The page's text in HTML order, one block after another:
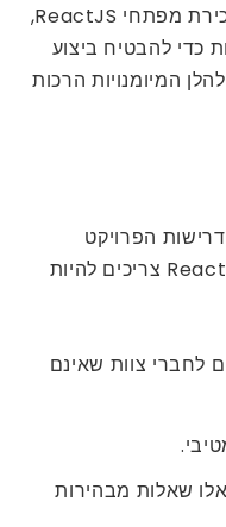
מומחיות טכנית היא חיונית בעת שכירת מפתחי ReactJS,
כדי להבטיח ביצוע
המיומנויות הרכות
הפרויקט
ושמירה על בעלי העניין. מפתחי ReactJS צריכים להיות
לחברי צוות שאינם
שאלות מבהירות